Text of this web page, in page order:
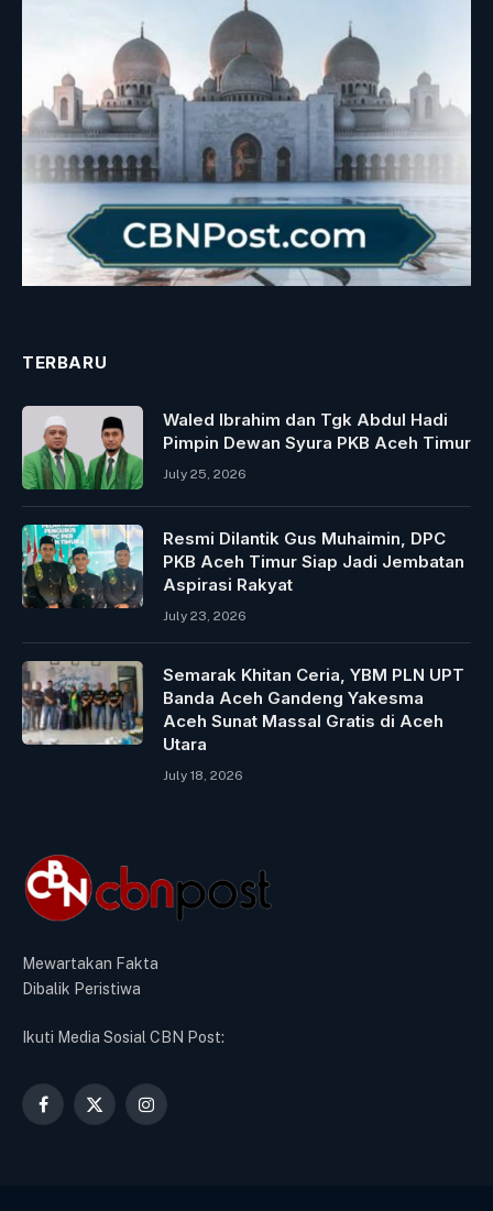
TERBARU
Waled Ibrahim dan Tgk Abdul Hadi
Pimpin Dewan Syura PKB Aceh Timur
July 25, 2026
Resmi Dilantik Gus Muhaimin, DPC
PKB Aceh Timur Siap Jadi Jembatan
Aspirasi Rakyat
July 23, 2026
Semarak Khitan Ceria, YBM PLN UPT
Banda Aceh Gandeng Yakesma
Aceh Sunat Massal Gratis di Aceh
Utara
July 18, 2026
Mewartakan Fakta
Dibalik Peristiwa
Ikuti Media Sosial CBN Post:
Facebook
X
Instagram